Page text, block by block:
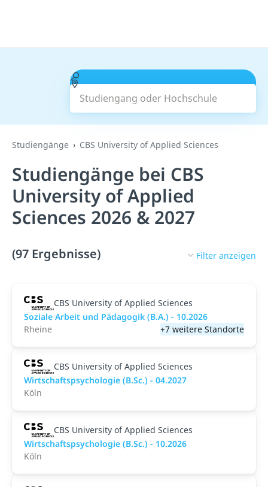
Studiengang oder Hochschule
Suchen
Studiengänge CBS University of Applied Sciences
Studiengänge bei CBS
University of Applied
Sciences 2026 & 2027
(97 Ergebnisse) Filter anzeigen
CBS University of Applied Sciences
Soziale Arbeit und Pädagogik (B.A.) - 10.2026
Rheine
+7 weitere Standorte
CBS University of Applied Sciences
Wirtschaftspsychologie (B.Sc.) - 04.2027
Köln
CBS University of Applied Sciences
Wirtschaftspsychologie (B.Sc.) - 10.2026
Köln